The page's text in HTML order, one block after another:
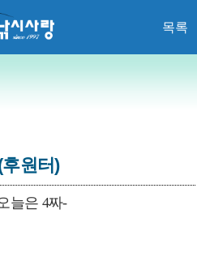
목록
원터)
늘은 4짜-